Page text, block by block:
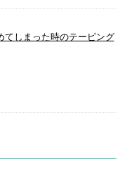
てしまった時のテーピング